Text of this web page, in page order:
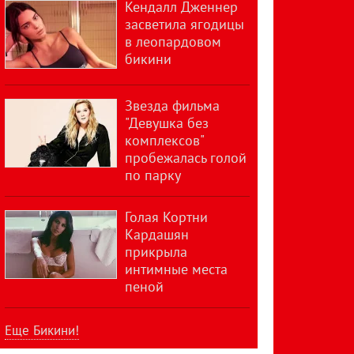
Кендалл Дженнер
засветила ягодицы
в леопардовом
бикини
Звезда фильма
"Девушка без
комплексов"
пробежалась голой
по парку
Голая Кортни
Кардашян
прикрыла
интимные места
пеной
Еще Бикини!